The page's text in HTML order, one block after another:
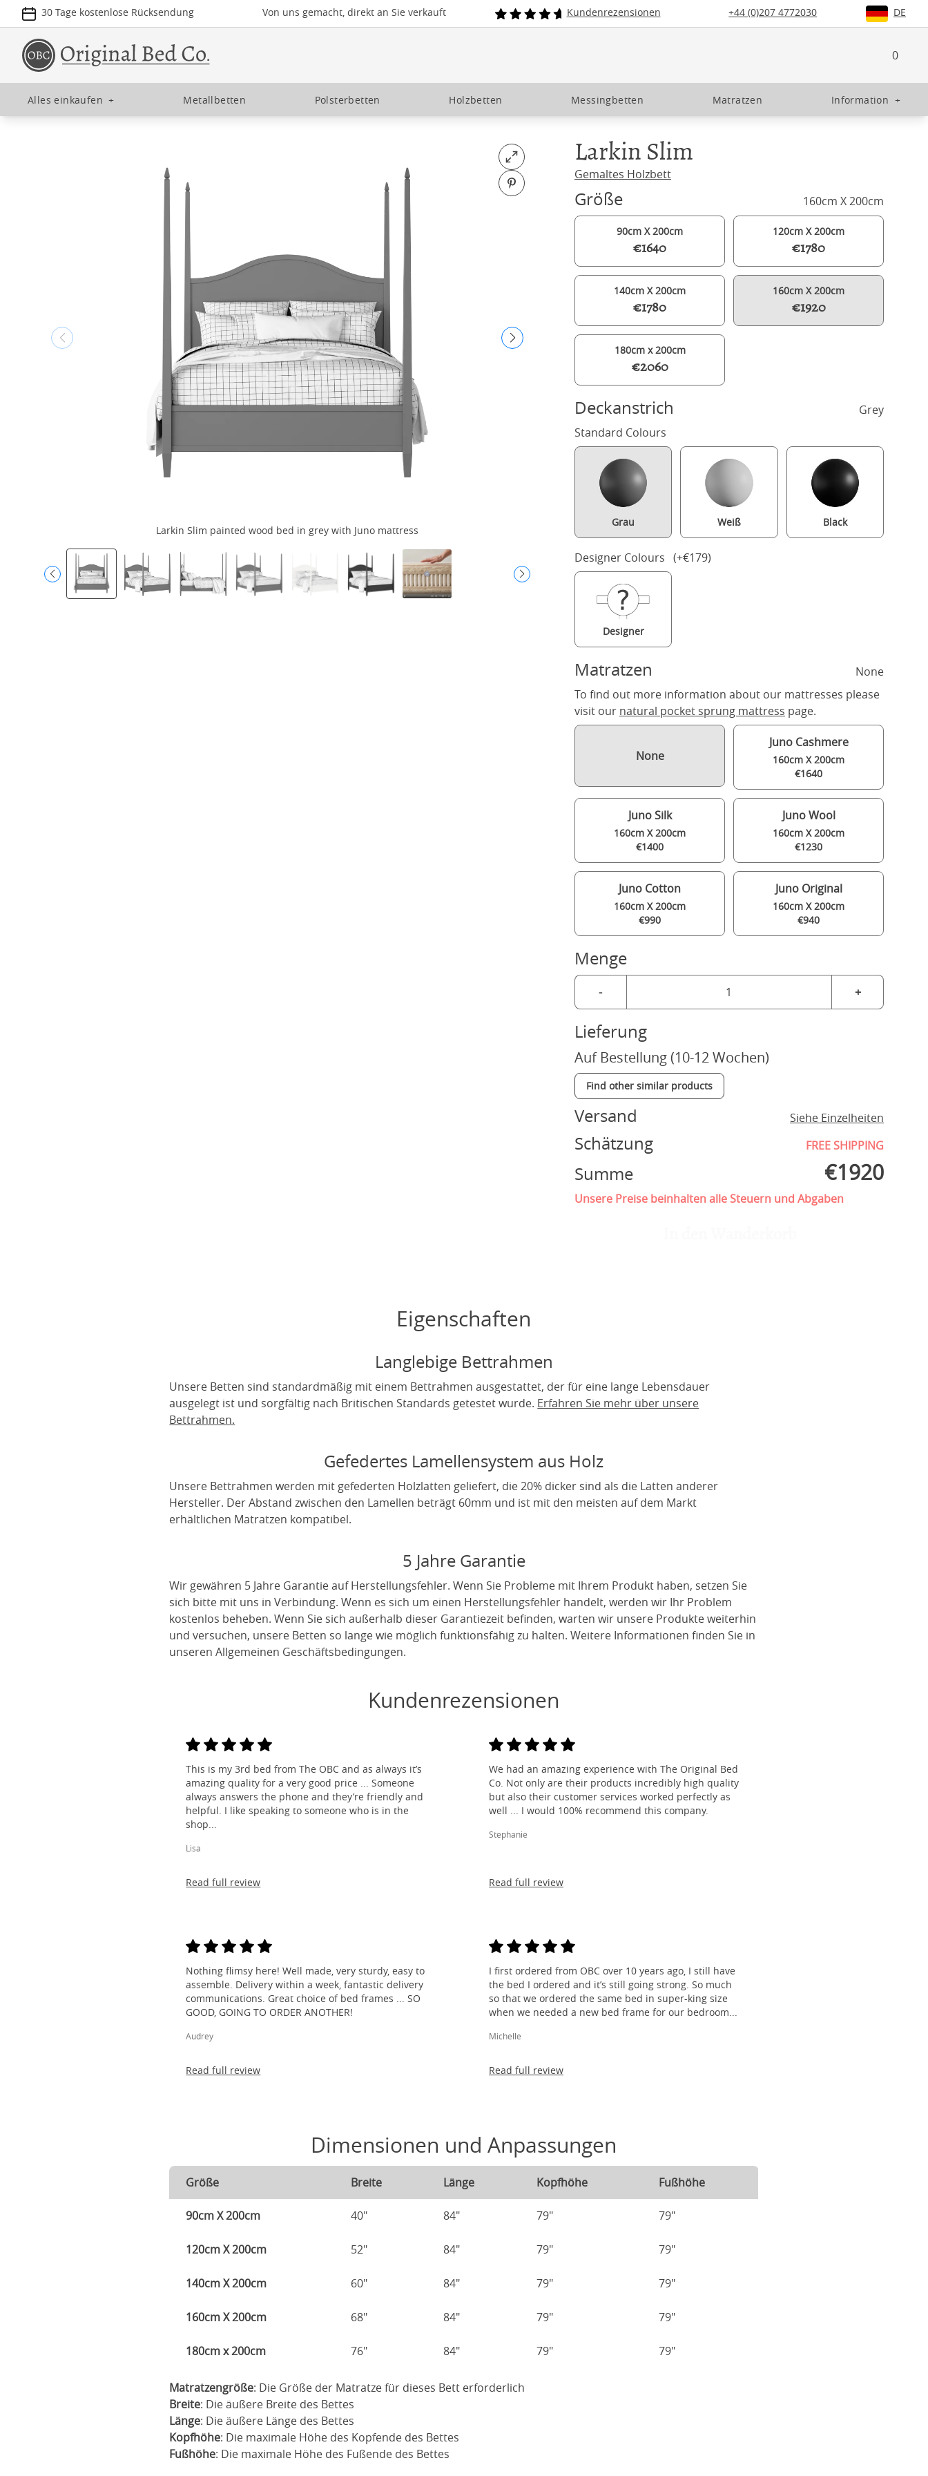
30 Tage kostenlose Rücksendung Von uns gemacht, direkt an Sie verkauft Kundenrezensionen +44 (0)207 4772030 DE
0
Alles einkaufen + Metallbetten Polsterbetten Holzbetten Messingbetten Matratzen Information +
Open fullscreen
Pin on Pinterest
Larkin Slim painted wood bed in grey with Juno mattress Larkin Slim painted wood bed in grey with Juno mattress
Larkin Slim
Gemaltes Holzbett
Größe 160cm X 200cm
90cm X 200cm
€1640
120cm X 200cm
€1780
140cm X 200cm
€1780
160cm X 200cm
€1920
180cm x 200cm
€2060
Deckanstrich
Grey
Standard Colours
Grau Weiß Black
Designer Colours (+€179)
Designer
Matratzen
None
To find out more information about our mattresses please
visit our natural pocket sprung mattress page.
None
Juno Cashmere
160cm X 200cm
€1640
Juno Silk
160cm X 200cm
€1400
Juno Wool
160cm X 200cm
€1230
Juno Cotton
160cm X 200cm
€990
Juno Original
160cm X 200cm
€940
Menge
- +
Lieferung
Auf Bestellung (10-12 Wochen)
Find other similar products
Versand Siehe Einzelheiten
Schätzung FREE SHIPPING
Summe €1920
Unsere Preise beinhalten alle Steuern und Abgaben
Eigenschaften
Langlebige Bettrahmen
Unsere Betten sind standardmäßig mit einem Bettrahmen ausgestattet, der für eine lange Lebensdauer
ausgelegt ist und sorgfältig nach Britischen Standards getestet wurde. Erfahren Sie mehr über unsere
Bettrahmen.
Gefedertes Lamellensystem aus Holz
Unsere Bettrahmen werden mit gefederten Holzlatten geliefert, die 20% dicker sind als die Latten anderer
Hersteller. Der Abstand zwischen den Lamellen beträgt 60mm und ist mit den meisten auf dem Markt
erhältlichen Matratzen kompatibel.
5 Jahre Garantie
Wir gewähren 5 Jahre Garantie auf Herstellungsfehler. Wenn Sie Probleme mit Ihrem Produkt haben, setzen Sie
sich bitte mit uns in Verbindung. Wenn es sich um einen Herstellungsfehler handelt, werden wir Ihr Problem
kostenlos beheben. Wenn Sie sich außerhalb dieser Garantiezeit befinden, warten wir unsere Produkte weiterhin
und versuchen, unsere Betten so lange wie möglich funktionsfähig zu halten. Weitere Informationen finden Sie in
unseren Allgemeinen Geschäftsbedingungen.
Kundenrezensionen
This is my 3rd bed from The OBC and as always it’s
amazing quality for a very good price ... Someone
always answers the phone and they’re friendly and
helpful. I like speaking to someone who is in the
shop...
Lisa
Read full review
We had an amazing experience with The Original Bed
Co. Not only are their products incredibly high quality
but also their customer services worked perfectly as
well ... I would 100% recommend this company.
Stephanie
Read full review
Nothing flimsy here! Well made, very sturdy, easy to
assemble. Delivery within a week, fantastic delivery
communications. Great choice of bed frames ... SO
GOOD, GOING TO ORDER ANOTHER!
Audrey
Read full review
I first ordered from OBC over 10 years ago, I still have
the bed I ordered and it’s still going strong. So much
so that we ordered the same bed in super-king size
when we needed a new bed frame for our bedroom...
Michelle
Read full review
Dimensionen und Anpassungen
Größe Breite Länge Kopfhöhe Fußhöhe
90cm X 200cm 40" 84" 79" 79"
120cm X 200cm 52" 84" 79" 79"
140cm X 200cm 60" 84" 79" 79"
160cm X 200cm 68" 84" 79" 79"
180cm x 200cm 76" 84" 79" 79"
Matratzengröße: Die Größe der Matratze für dieses Bett erforderlich
Breite: Die äußere Breite des Bettes
Länge: Die äußere Länge des Bettes
Kopfhöhe: Die maximale Höhe des Kopfende des Bettes
Fußhöhe: Die maximale Höhe des Fußende des Bettes